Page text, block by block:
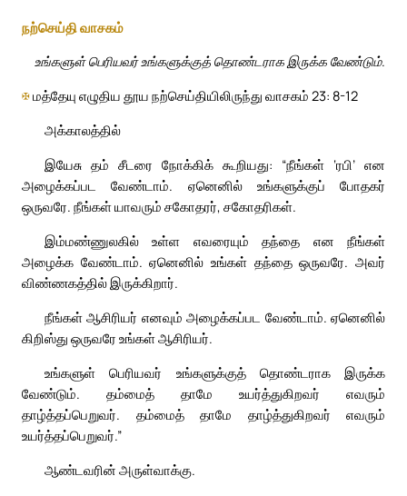
நற்செய்தி வாசகம்
உங்களுள் பெரியவர் உங்களுக்குத் தொண்டராக இருக்க வேண்டும்.
✠மத்தேயு எழுதிய தூய நற்செய்தியிலிருந்து வாசகம் 23: 8-12
அக்காலத்தில்
இயேசு தம் சீடரை நோக்கிக் கூறியது: “நீங்கள் ‘ரபி’ என
அழைக்கப்பட வேண்டாம். ஏனெனில் உங்களுக்குப் போதகர்
ஒருவரே. நீங்கள் யாவரும் சகோதரர், சகோதரிகள்.
இம்மண்ணுலகில் உள்ள எவரையும் தந்தை என நீங்கள்
அழைக்க வேண்டாம். ஏனெனில் உங்கள் தந்தை ஒருவரே. அவர்
விண்ணகத்தில் இருக்கிறார்.
நீங்கள் ஆசிரியர் எனவும் அழைக்கப்பட வேண்டாம். ஏனெனில்
கிறிஸ்து ஒருவரே உங்கள் ஆசிரியர்.
உங்களுள் பெரியவர் உங்களுக்குத் தொண்டராக இருக்க
வேண்டும். தம்மைத் தாமே உயர்த்துகிறவர் எவரும்
தாழ்த்தப்பெறுவர். தம்மைத் தாமே தாழ்த்துகிறவர் எவரும்
உயர்த்தப்பெறுவர்.”
ஆண்டவரின் அருள்வாக்கு.